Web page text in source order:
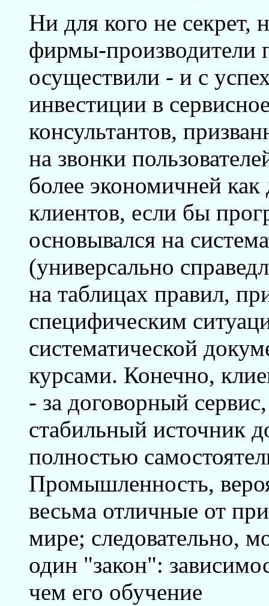
Ни для кого не секрет,
фирмы-производители
осуществили - и с
инвестиции в
консультантов,
на звонки
более экономичней
клиентов, если бы
основывался на
(универсально
на таблицах правил,
специфическим
систематической
курсами. Конечно,
- за договорный
стабильный источник
полностью
Промышленность,
весьма отличные от
мире; следовательно,
один "закон":
чем его обучение